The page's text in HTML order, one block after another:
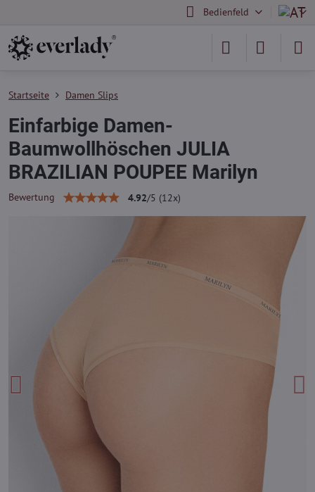
Bedienfeld
Startseite Damen Slips
Einfarbige Damen-
Baumwollhöschen JULIA
BRAZILIAN POUPEE Marilyn
Bewertung 4.92/5 (12x)